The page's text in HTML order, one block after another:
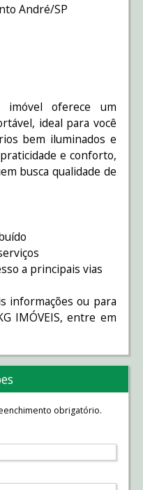
André/SP
imóvel oferece um
ideal para você
bem iluminados e
e conforto,
busca qualidade de
a principais vias
informações ou para
IMÓVEIS, entre em
obrigatório.